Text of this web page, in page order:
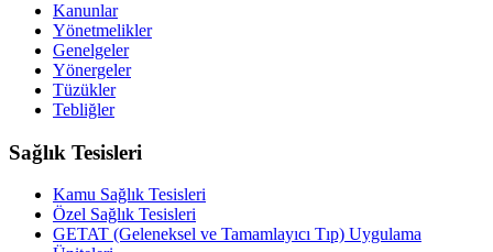
Kanunlar
Yönetmelikler
Genelgeler
Yönergeler
Tüzükler
Tebliğler
Sağlık Tesisleri
Kamu Sağlık Tesisleri
Özel Sağlık Tesisleri
GETAT (Geleneksel ve Tamamlayıcı Tıp) Uygulama